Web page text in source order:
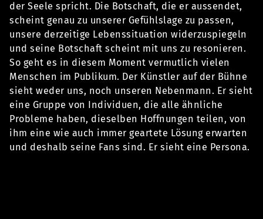
der Seele spricht. Die Botschaft, die er aussendet,
scheint genau zu unserer Gefühlslage zu passen,
unsere derzeitige Lebenssituation widerzuspiegeln
und seine Botschaft scheint mit uns zu resonieren.
So geht es in diesem Moment vermutlich vielen
Menschen im Publikum. Der Künstler auf der Bühne
sieht weder uns, noch unseren Nebenmann. Er sieht
eine Gruppe von Individuen, die alle ähnliche
Probleme haben, dieselben Hoffnungen teilen, von
ihm eine wie auch immer geartete Lösung erwarten
und deshalb seine Fans sind. Er sieht eine Persona.